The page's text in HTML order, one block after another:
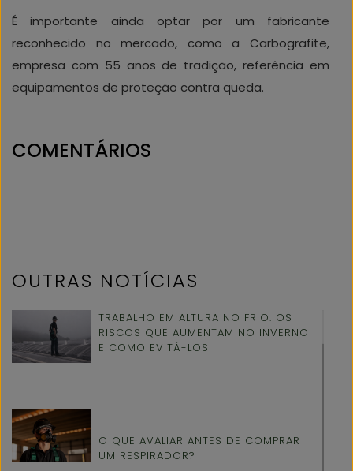
É importante ainda optar por um fabricante
reconhecido no mercado, como a Carbografite,
empresa com 55 anos de tradição, referência em
equipamentos de proteção contra queda.
COMENTÁRIOS
OUTRAS NOTÍCIAS
TRABALHO EM ALTURA NO FRIO: OS
RISCOS QUE AUMENTAM NO INVERNO
E COMO EVITÁ-LOS
O QUE AVALIAR ANTES DE COMPRAR
UM RESPIRADOR?